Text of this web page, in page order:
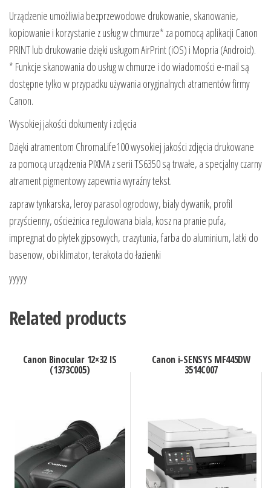
Urządzenie umożliwia bezprzewodowe drukowanie, skanowanie,
kopiowanie i korzystanie z usług w chmurze* za pomocą aplikacji Canon
PRINT lub drukowanie dzięki usługom AirPrint (iOS) i Mopria (Android).
* Funkcje skanowania do usług w chmurze i do wiadomości e-mail są
dostępne tylko w przypadku używania oryginalnych atramentów firmy
Canon.
Wysokiej jakości dokumenty i zdjęcia
Dzięki atramentom ChromaLife100 wysokiej jakości zdjęcia drukowane
za pomocą urządzenia PIXMA z serii TS6350 są trwałe, a specjalny czarny
atrament pigmentowy zapewnia wyraźny tekst.
zapraw tynkarska, leroy parasol ogrodowy, bialy dywanik, profil
przyścienny, ościeżnica regulowana biala, kosz na pranie pufa,
impregnat do płytek gipsowych, crazytunia, farba do aluminium, latki do
basenow, obi klimator, terakota do łazienki
yyyyy
Related products
Canon Binocular 12×32 IS
(1373C005)
Canon i-SENSYS MF445DW
3514C007